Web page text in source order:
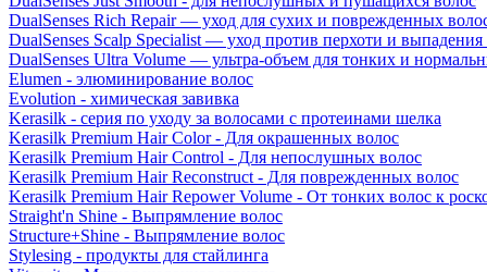
DualSenses Rich Repair — уход для сухих и поврежденных
DualSenses Scalp Specialist — уход против перхоти и выпадения
DualSenses Ultra Volume — ультра-объем для тонких и
Elumen - элюминирование волос
Evolution - химическая завивка
Kerasilk - серия по уходу за волосами с протеинами шелка
Kerasilk Premium Hair Color - Для окрашенных волос
Kerasilk Premium Hair Control - Для непослушных волос
Kerasilk Premium Hair Reconstruct - Для поврежденных волос
Kerasilk Premium Hair Repower Volume - От тонких волос к
Straight'n Shine - Выпрямление волос
Structure+Shine - Выпрямление волос
Stylesing - продукты для стайлинга